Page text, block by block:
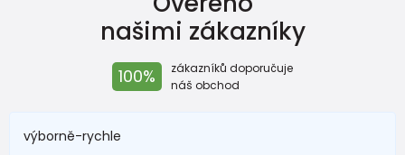
133 139 145
Botky pro předškoláka
Velikost
26
našimi zákazníky
100%
zákazníků doporučuje
náš obchod
výborně-rychle